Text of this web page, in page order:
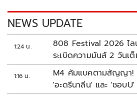
k k
NEWS UPDATE
1:24 น.
808 Festival 2026 ไ
ระเบิดความมันส์ 2 วันเ
1:16 น.
M4 คัมแบคตามสัญญา!
'อะดรีนาลีน' และ 'ชอบU'